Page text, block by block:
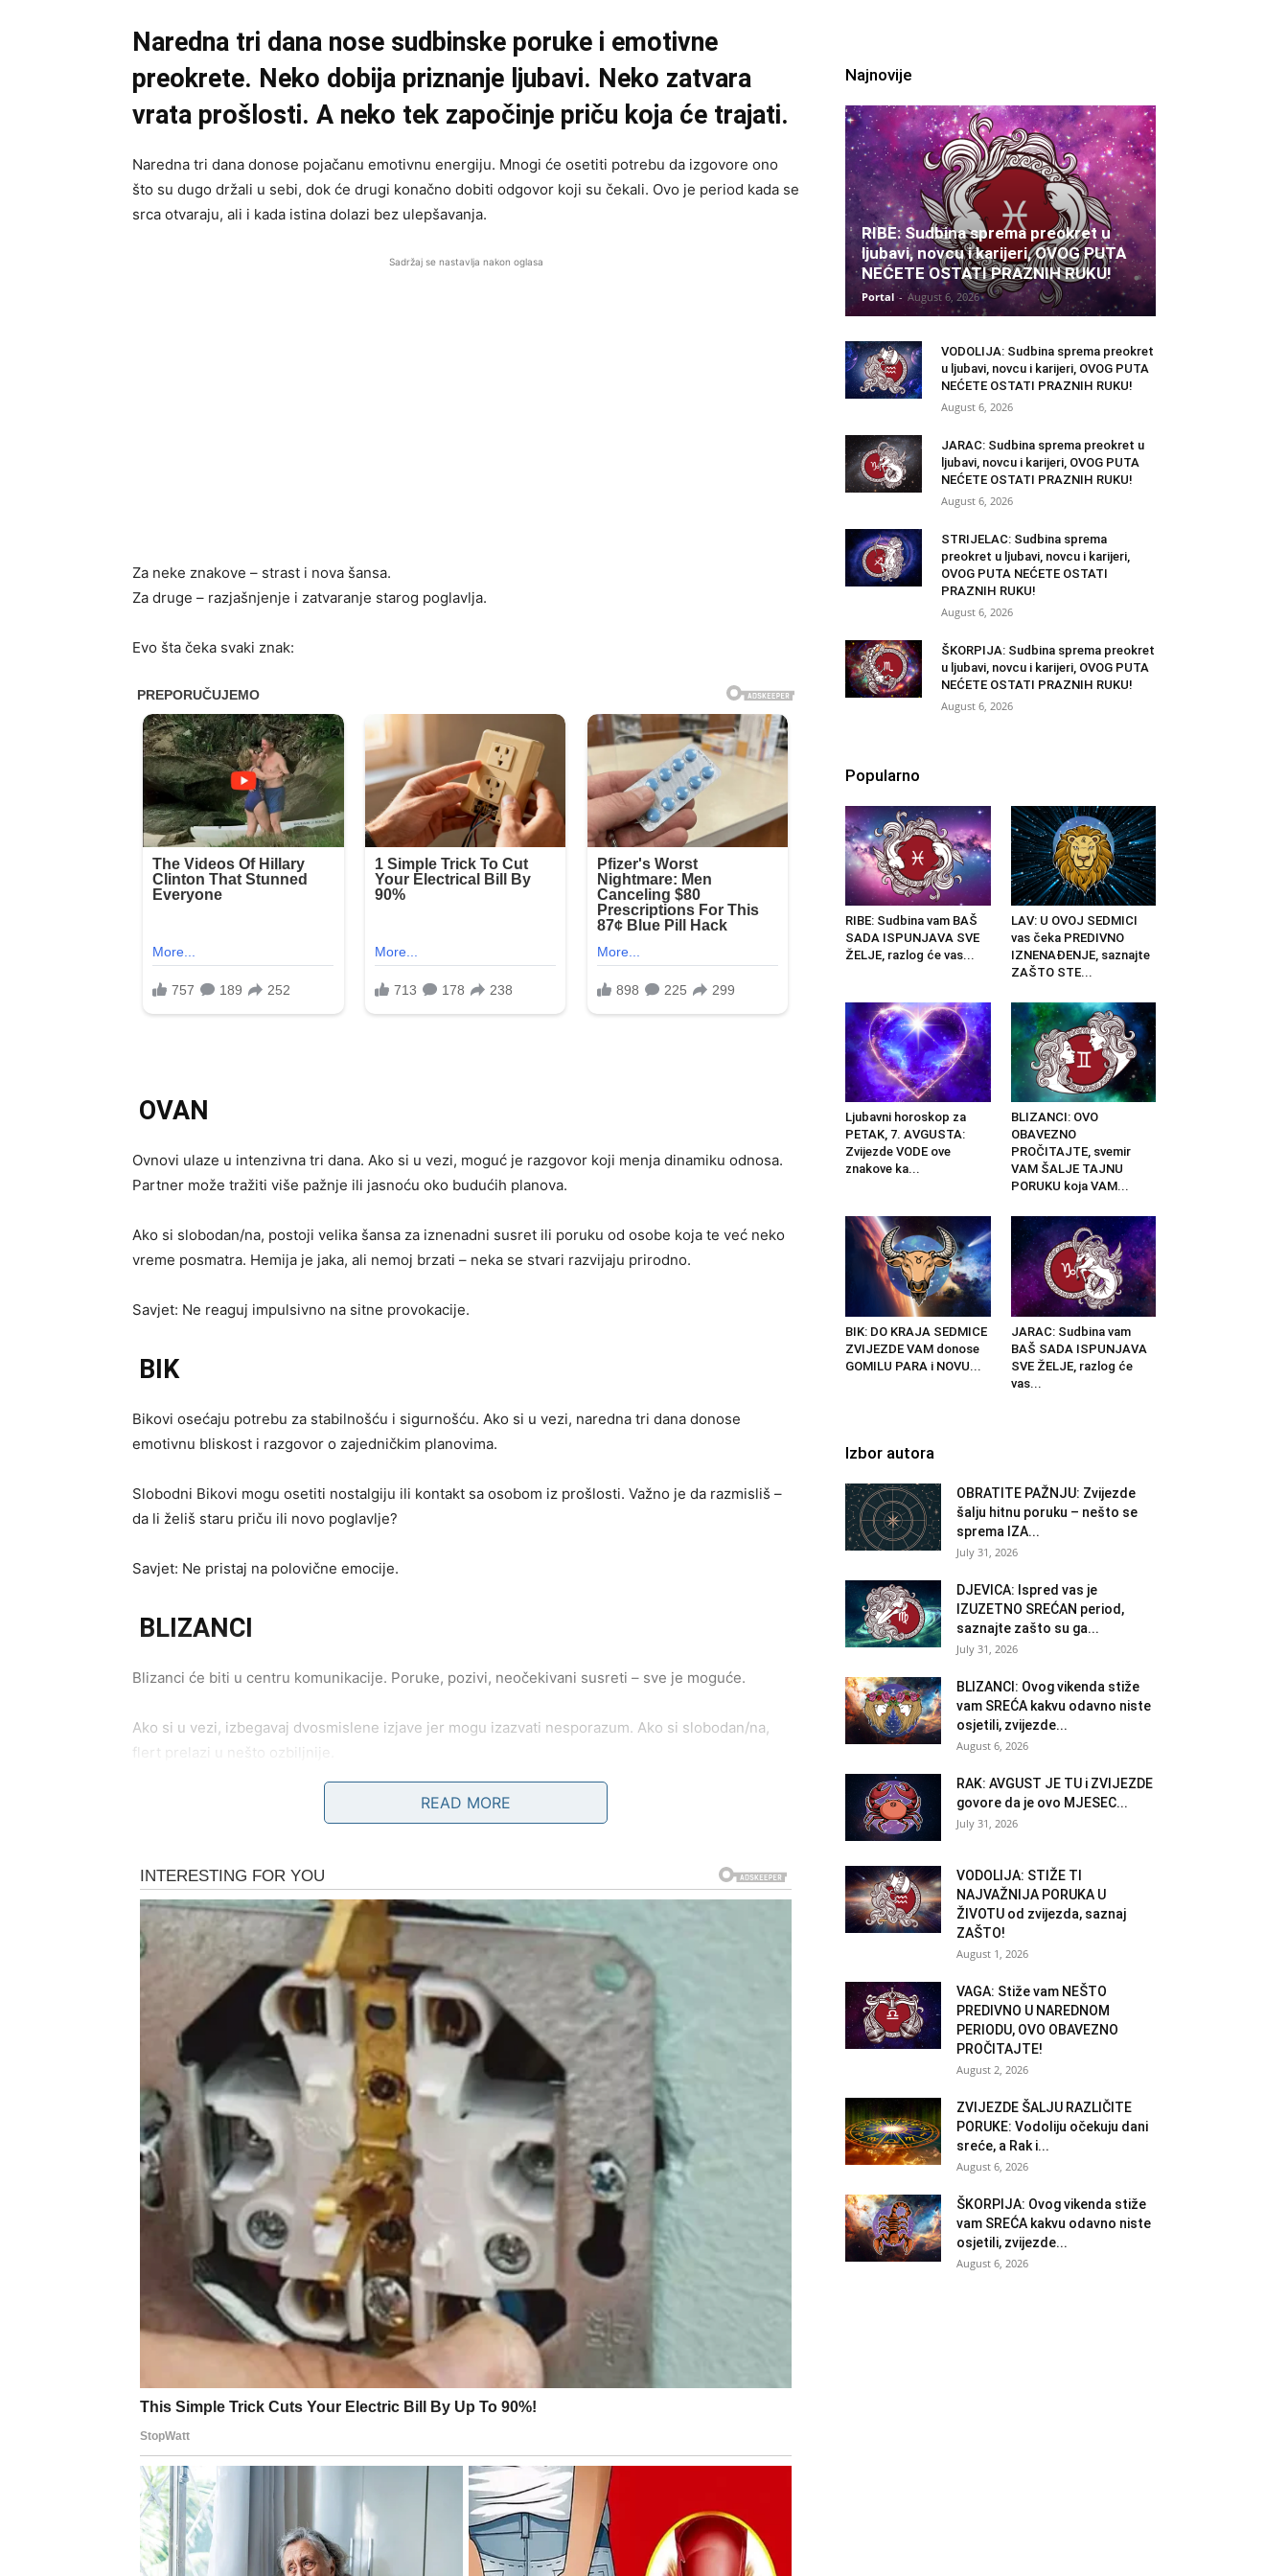
Naredna tri dana nose sudbinske poruke i emotivne
preokrete. Neko dobija priznanje ljubavi. Neko zatvara
vrata prošlosti. A neko tek započinje priču koja će trajati.
Naredna tri dana donose pojačanu emotivnu energiju. Mnogi će osetiti potrebu da izgovore ono
što su dugo držali u sebi, dok će drugi konačno dobiti odgovor koji su čekali. Ovo je period kada se
srca otvaraju, ali i kada istina dolazi bez ulepšavanja.
Sadržaj se nastavlja nakon oglasa
Za neke znakove – strast i nova šansa.
Za druge – razjašnjenje i zatvaranje starog poglavlja.
Evo šta čeka svaki znak:
OVAN
Ovnovi ulaze u intenzivna tri dana. Ako si u vezi, moguć je razgovor koji menja dinamiku odnosa.
Partner može tražiti više pažnje ili jasnoću oko budućih planova.
Ako si slobodan/na, postoji velika šansa za iznenadni susret ili poruku od osobe koja te već neko
vreme posmatra. Hemija je jaka, ali nemoj brzati – neka se stvari razvijaju prirodno.
Savjet: Ne reaguj impulsivno na sitne provokacije.
BIK
Bikovi osećaju potrebu za stabilnošću i sigurnošću. Ako si u vezi, naredna tri dana donose
emotivnu bliskost i razgovor o zajedničkim planovima.
Slobodni Bikovi mogu osetiti nostalgiju ili kontakt sa osobom iz prošlosti. Važno je da razmisliš –
da li želiš staru priču ili novo poglavlje?
Savjet: Ne pristaj na polovične emocije.
BLIZANCI
Blizanci će biti u centru komunikacije. Poruke, pozivi, neočekivani susreti – sve je moguće.
Ako si u vezi, izbegavaj dvosmislene izjave jer mogu izazvati nesporazum. Ako si slobodan/na,
flert prelazi u nešto ozbiljnije.
RAK
Rakovi su emotivno pojačani. Ako si u vezi, osetićeš potrebu za dubljom bliskošću. Partner može
pokazati nežnost koja ti je nedostajala.
Slobodni Rakovi mogu upoznati osobu kroz prijatelje ili porodično okupljanje. Intuicija ti je jaka –
Savjet: Ne vraćaj se na staru bol samo zato što ti je poznata.
LAV
Lavovi osećaju strast, ali i ponos. Ako si u vezi, male rasprave mogu nastati zbog ega, ali sve se
brzo rešava ako pokažeš ranjivost.
Slobodni Lavovi privlače pažnju gde god da se pojave. Neko želi da ti priđe, ali čeka signal.
Savjet: Spusti gard i dozvoli emocijama da te vode.
DEVICA
Device traže jasnoću. Ako si u vezi, razgovor o budućnosti postaje ozbiljan.
Slobodne Device mogu upoznati osobu koja deluje smireno i pouzdano – upravo ono što ti treba.
Savjet: Ne analiziraj svaku poruku – ponekad je emocija jednostavna.
VAGA
READ MORE
Najnovije
RIBE: Sudbina sprema preokret u
ljubavi, novcu i karijeri, OVOG PUTA
NEĆETE OSTATI PRAZNIH RUKU!
Portal - August 6, 2026
VODOLIJA: Sudbina sprema preokret
u ljubavi, novcu i karijeri, OVOG PUTA
NEĆETE OSTATI PRAZNIH RUKU!
August 6, 2026
JARAC: Sudbina sprema preokret u
ljubavi, novcu i karijeri, OVOG PUTA
NEĆETE OSTATI PRAZNIH RUKU!
August 6, 2026
STRIJELAC: Sudbina sprema
preokret u ljubavi, novcu i karijeri,
OVOG PUTA NEĆETE OSTATI
PRAZNIH RUKU!
August 6, 2026
ŠKORPIJA: Sudbina sprema preokret
u ljubavi, novcu i karijeri, OVOG PUTA
NEĆETE OSTATI PRAZNIH RUKU!
August 6, 2026
Popularno
RIBE: Sudbina vam BAŠ
SADA ISPUNJAVA SVE
ŽELJE, razlog će vas...
LAV: U OVOJ SEDMICI
vas čeka PREDIVNO
IZNENAĐENJE, saznajte
ZAŠTO STE...
Ljubavni horoskop za
PETAK, 7. AVGUSTA:
Zvijezde VODE ove
znakove ka...
BLIZANCI: OVO
OBAVEZNO
PROČITAJTE, svemir
VAM ŠALJE TAJNU
PORUKU koja VAM...
BIK: DO KRAJA SEDMICE
ZVIJEZDE VAM donose
GOMILU PARA i NOVU...
JARAC: Sudbina vam
BAŠ SADA ISPUNJAVA
SVE ŽELJE, razlog će
vas...
Izbor autora
OBRATITE PAŽNJU: Zvijezde
šalju hitnu poruku – nešto se
sprema IZA...
July 31, 2026
DJEVICA: Ispred vas je
IZUZETNO SREĆAN period,
saznajte zašto su ga...
July 31, 2026
BLIZANCI: Ovog vikenda stiže
vam SREĆA kakvu odavno niste
osjetili, zvijezde...
August 6, 2026
RAK: AVGUST JE TU i ZVIJEZDE
govore da je ovo MJESEC...
July 31, 2026
VODOLIJA: STIŽE TI
NAJVAŽNIJA PORUKA U
ŽIVOTU od zvijezda, saznaj
ZAŠTO!
August 1, 2026
VAGA: Stiže vam NEŠTO
PREDIVNO U NAREDNOM
PERIODU, OVO OBAVEZNO
PROČITAJTE!
August 2, 2026
ZVIJEZDE ŠALJU RAZLIČITE
PORUKE: Vodoliju očekuju dani
sreće, a Rak i...
August 6, 2026
ŠKORPIJA: Ovog vikenda stiže
vam SREĆA kakvu odavno niste
osjetili, zvijezde...
August 6, 2026